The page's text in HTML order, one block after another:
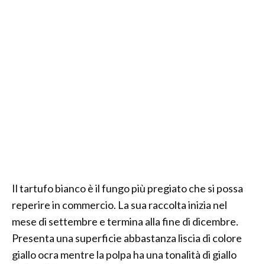
Il tartufo bianco è il fungo più pregiato che si possa
reperire in commercio. La sua raccolta inizia nel
mese di settembre e termina alla fine di dicembre.
Presenta una superficie abbastanza liscia di colore
giallo ocra mentre la polpa ha una tonalità di giallo